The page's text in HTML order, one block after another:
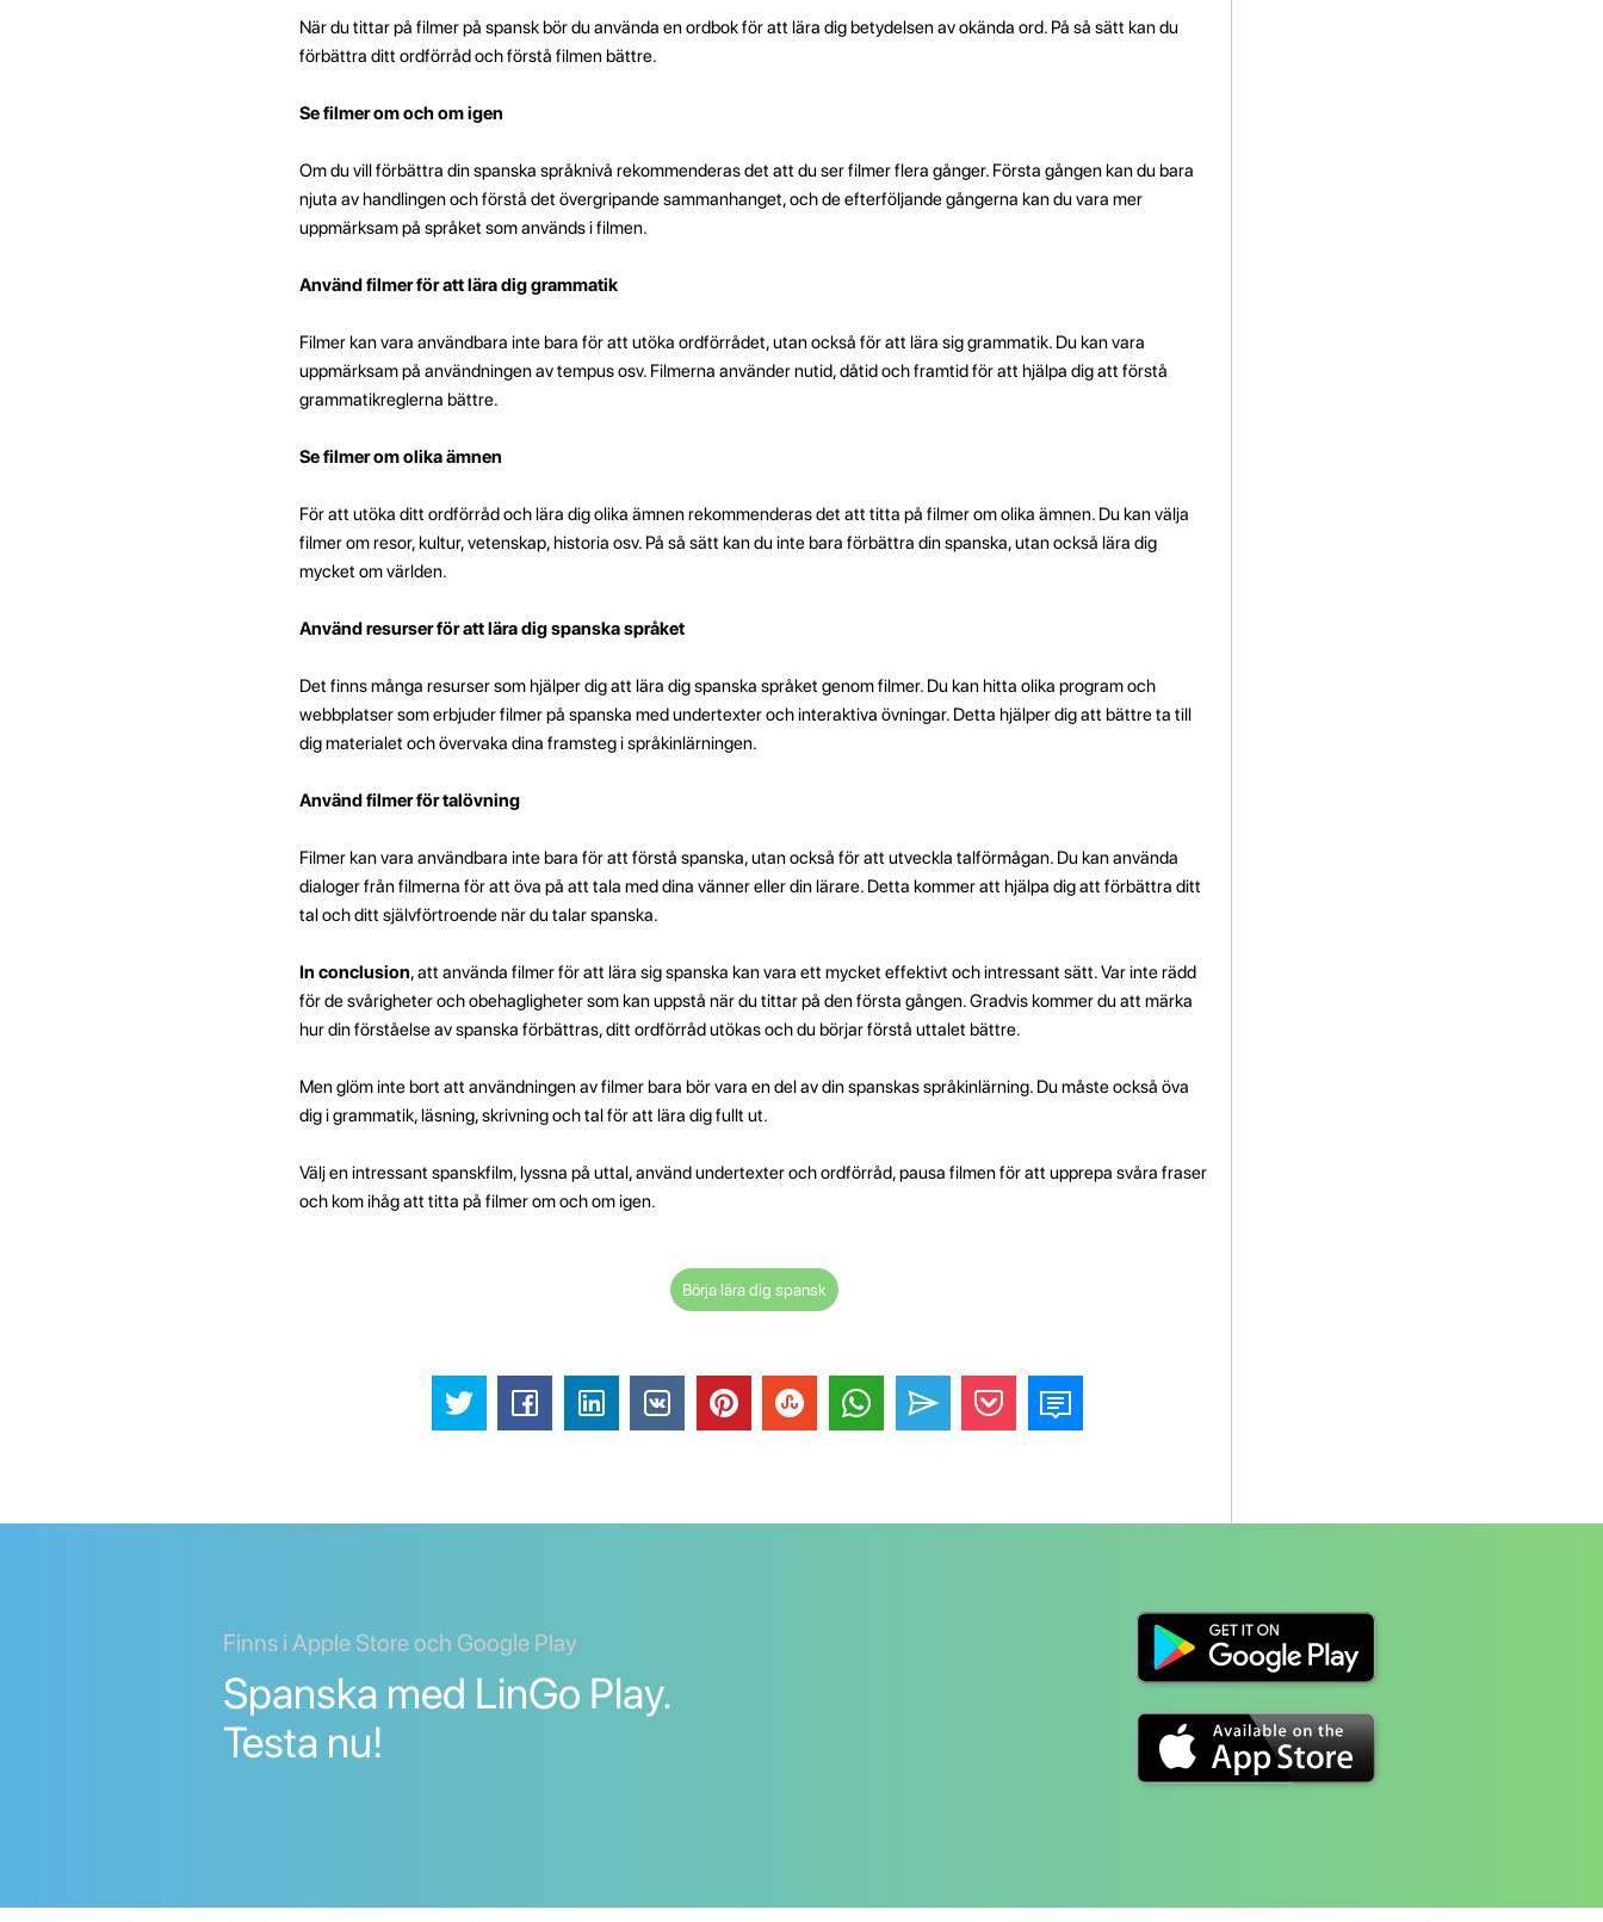
När du tittar på filmer på spansk bör du använda en ordbok för att lära dig betydelsen av okända ord. På så sätt kan du
förbättra ditt ordförråd och förstå filmen bättre.
Se filmer om och om igen
Om du vill förbättra din spanska språknivå rekommenderas det att du ser filmer flera gånger. Första gången kan du bara
njuta av handlingen och förstå det övergripande sammanhanget, och de efterföljande gångerna kan du vara mer
uppmärksam på språket som används i filmen.
Använd filmer för att lära dig grammatik
Filmer kan vara användbara inte bara för att utöka ordförrådet, utan också för att lära sig grammatik. Du kan vara
uppmärksam på användningen av tempus osv. Filmerna använder nutid, dåtid och framtid för att hjälpa dig att förstå
grammatikreglerna bättre.
Se filmer om olika ämnen
För att utöka ditt ordförråd och lära dig olika ämnen rekommenderas det att titta på filmer om olika ämnen. Du kan välja
filmer om resor, kultur, vetenskap, historia osv. På så sätt kan du inte bara förbättra din spanska, utan också lära dig
mycket om världen.
Använd resurser för att lära dig spanska språket
Det finns många resurser som hjälper dig att lära dig spanska språket genom filmer. Du kan hitta olika program och
webbplatser som erbjuder filmer på spanska med undertexter och interaktiva övningar. Detta hjälper dig att bättre ta till
dig materialet och övervaka dina framsteg i språkinlärningen.
Använd filmer för talövning
Filmer kan vara användbara inte bara för att förstå spanska, utan också för att utveckla talförmågan. Du kan använda
dialoger från filmerna för att öva på att tala med dina vänner eller din lärare. Detta kommer att hjälpa dig att förbättra ditt
tal och ditt självförtroende när du talar spanska.
In conclusion, att använda filmer för att lära sig spanska kan vara ett mycket effektivt och intressant sätt. Var inte rädd
för de svårigheter och obehagligheter som kan uppstå när du tittar på den första gången. Gradvis kommer du att märka
hur din förståelse av spanska förbättras, ditt ordförråd utökas och du börjar förstå uttalet bättre.
Men glöm inte bort att användningen av filmer bara bör vara en del av din spanskas språkinlärning. Du måste också öva
dig i grammatik, läsning, skrivning och tal för att lära dig fullt ut.
Välj en intressant spanskfilm, lyssna på uttal, använd undertexter och ordförråd, pausa filmen för att upprepa svåra fraser
och kom ihåg att titta på filmer om och om igen.
Börja lära dig spansk
Finns i Apple Store och Google Play
Spanska med LinGo Play.
Testa nu!